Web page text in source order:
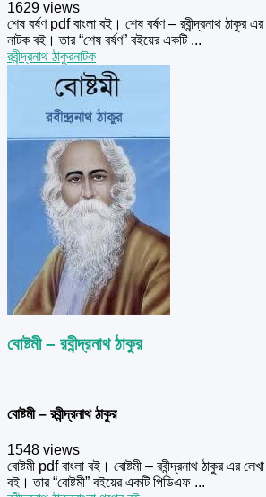
1629 views
শেষ বর্ষণ pdf বাংলা বই। শেষ বর্ষণ – রবীন্দ্রনাথ ঠাকুর এর
নাটক বই। তার “শেষ বর্ষণ” বইয়ের একটি ...
রবীন্দ্রনাথ ঠাকুরনাটক
বোষ্টমী – রবীন্দ্রনাথ ঠাকুর
বোষ্টমী – রবীন্দ্রনাথ ঠাকুর
1548 views
বোষ্টমী pdf বাংলা বই। বোষ্টমী – রবীন্দ্রনাথ ঠাকুর এর
বই। তার “বোষ্টমী” বইয়ের একটি পিডিএফ ...